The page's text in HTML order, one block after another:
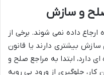
صلح و سازش
داده نمی شوند. برخی از
سازش بیشتری دارند یا قانون
دارد، ابتدا به مراجع صلح و
جلوگیری از ورود بی رویه